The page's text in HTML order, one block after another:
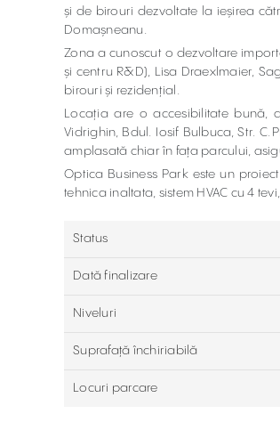
și de birouri dezvoltate la ieșirea
Domașneanu.
Zona a cunoscut o dezvoltare
și centru R&D), Lisa Draexlmaier,
birouri și rezidențial.
Locația are o accesibilitate bună,
Vidrighin, Bdul. Iosif Bulbuca, Str.
amplasată chiar în fața parcului,
Optica Business Park este un
tehnica inaltata, sistem HVAC cu 4
Status
Dată finalizare
Niveluri
Suprafață închiriabilă
Locuri parcare